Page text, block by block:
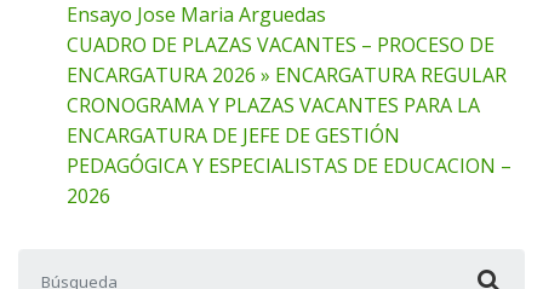
Ensayo Jose Maria Arguedas
CUADRO DE PLAZAS VACANTES – PROCESO DE
ENCARGATURA 2026 » ENCARGATURA REGULAR
CRONOGRAMA Y PLAZAS VACANTES PARA LA
ENCARGATURA DE JEFE DE GESTIÓN
PEDAGÓGICA Y ESPECIALISTAS DE EDUCACION –
2026